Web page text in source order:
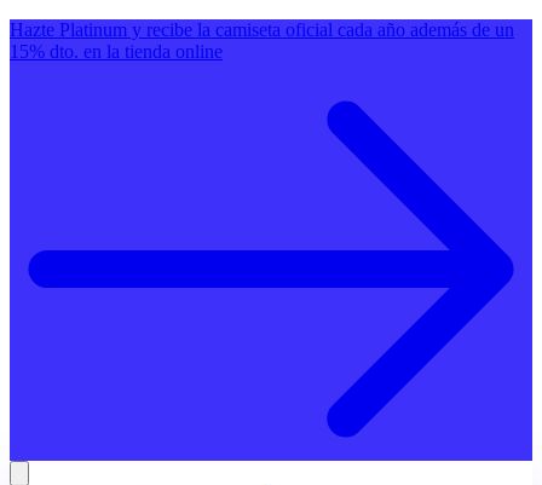
Hazte Platinum y recibe la camiseta oficial cada año además de un
15% dto. en la tienda online